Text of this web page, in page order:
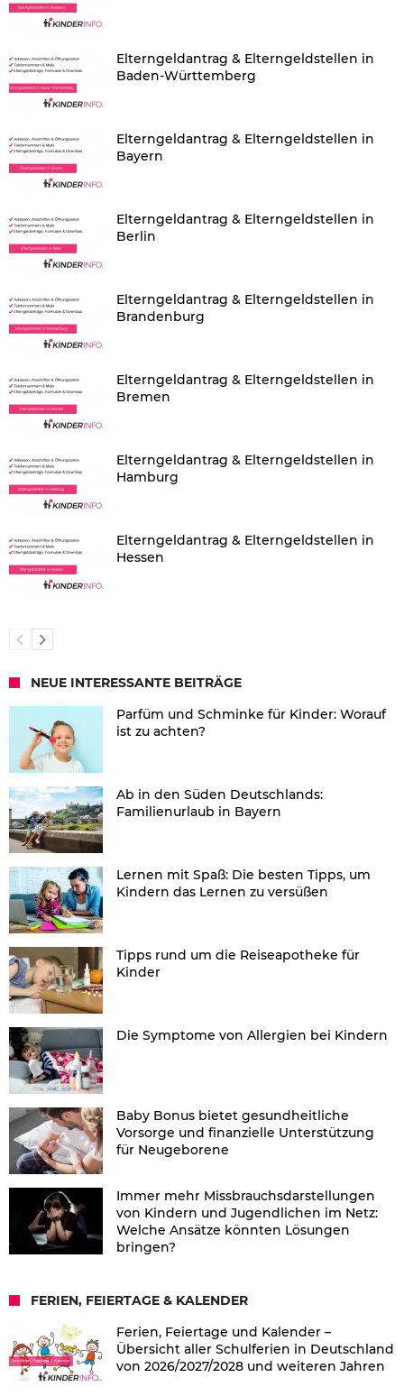
Elterngeldantrag & Elterngeldstellen in
Baden-Württemberg
Elterngeldantrag & Elterngeldstellen in
Bayern
Elterngeldantrag & Elterngeldstellen in
Berlin
Elterngeldantrag & Elterngeldstellen in
Brandenburg
Elterngeldantrag & Elterngeldstellen in
Bremen
Elterngeldantrag & Elterngeldstellen in
Hamburg
Elterngeldantrag & Elterngeldstellen in
Hessen
NEUE INTERESSANTE BEITRÄGE
Parfüm und Schminke für Kinder: Worauf
ist zu achten?
Ab in den Süden Deutschlands:
Familienurlaub in Bayern
Lernen mit Spaß: Die besten Tipps, um
Kindern das Lernen zu versüßen
Tipps rund um die Reiseapotheke für
Kinder
Die Symptome von Allergien bei Kindern
Baby Bonus bietet gesundheitliche
Vorsorge und finanzielle Unterstützung
für Neugeborene
Immer mehr Missbrauchsdarstellungen
von Kindern und Jugendlichen im Netz:
Welche Ansätze könnten Lösungen
bringen?
FERIEN, FEIERTAGE & KALENDER
Ferien, Feiertage und Kalender –
Übersicht aller Schulferien in Deutschland
von 2026/2027/2028 und weiteren Jahren